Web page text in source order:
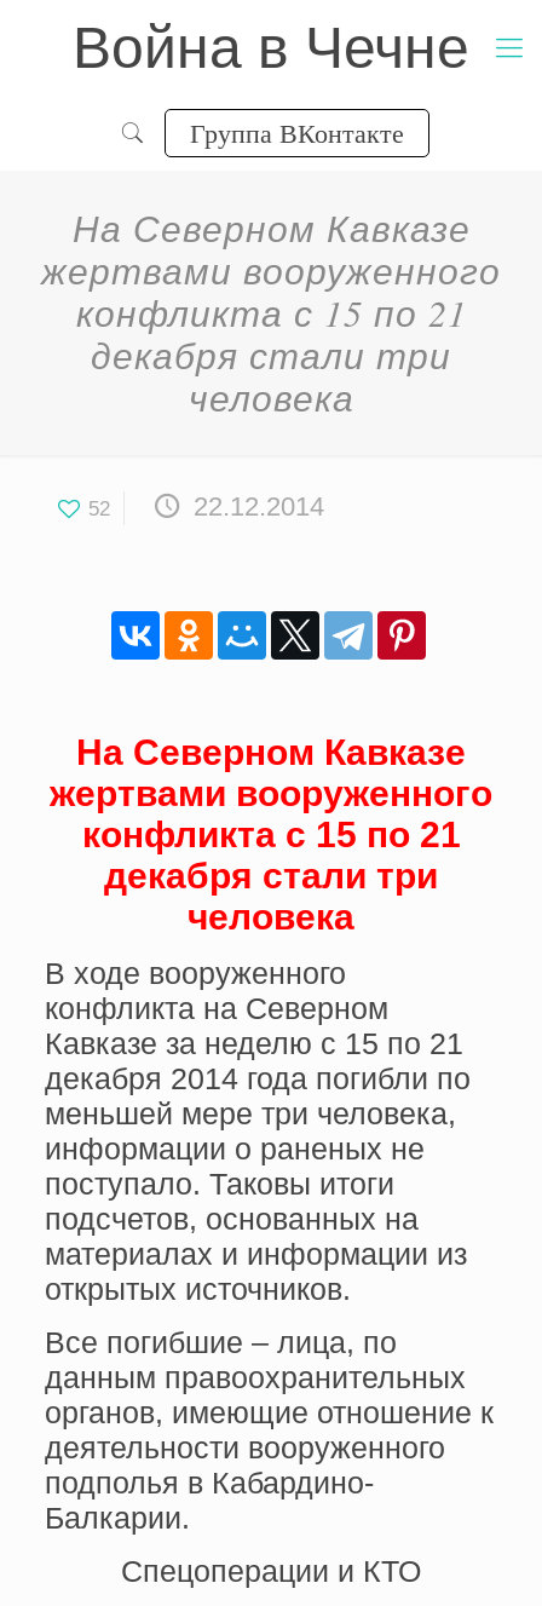
Война в Чечне
Группа ВКонтакте
На Северном Кавказе
жертвами вооруженного
конфликта с 15 по 21
декабря стали три
человека
52 22.12.2014
На Северном Кавказе
жертвами вооруженного
конфликта с 15 по 21
декабря стали три
человека
В ходе вооруженного
конфликта на Северном
Кавказе за неделю с 15 по 21
декабря 2014 года погибли по
меньшей мере три человека,
информации о раненых не
поступало. Таковы итоги
подсчетов, основанных на
материалах и информации из
открытых источников.
Все погибшие – лица, по
данным правоохранительных
органов, имеющие отношение к
деятельности вооруженного
подполья в Кабардино-
Балкарии.
Спецоперации и КТО